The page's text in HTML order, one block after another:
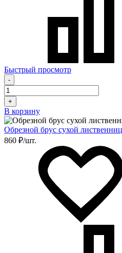
Быстрый просмотр
-
+
В корзину
Обрезной брус сухой
860 ₽/шт.